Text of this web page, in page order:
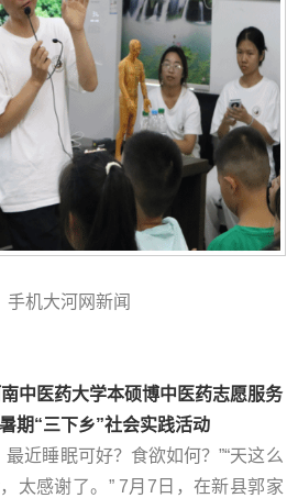
手机大河网新闻
中医药大学本硕博中医药志愿服务
期“三下乡”社会实践活动
最近睡眠可好？食欲如何？”“天这么
太感谢了。” 7月7日，在新县郭家